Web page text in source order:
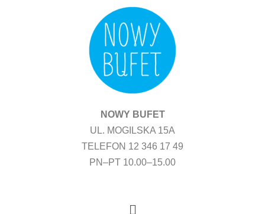
NOWY BUFET
UL. MOGILSKA 15A
TELEFON 12 346 17 49
PN–PT 10.00–15.00
Menu